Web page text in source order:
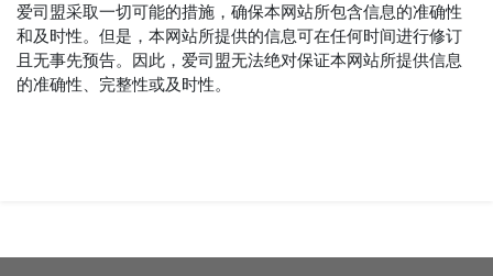
爱司盟采取一切可能的措施，确保本网站所包含信息的准确性
和及时性。但是，本网站所提供的信息可在任何时间进行修订
且无事先预告。因此，爱司盟无法绝对保证本网站所提供信息
的准确性、完整性或及时性。